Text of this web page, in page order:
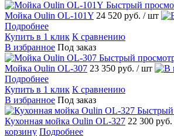
Быстрый
Мойка Oulin OL-101Y 24 520 руб. / шт
Подробнее
Купить в 1 клик К сравнению
В избранное Под заказ
Быстрый
Мойка Oulin OL-307 23 350 руб. / шт
Подробнее
Купить в 1 клик К сравнению
В избранное Под заказ
Кухонная мойка Oulin OL-327 22 300 руб.
корзину Подробнее